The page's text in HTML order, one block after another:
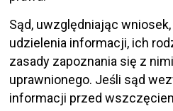
Sąd, uwzględniając
udzielenia informacji, ich
zasady zapoznania się z
uprawnionego. Jeśli sąd
informacji przed